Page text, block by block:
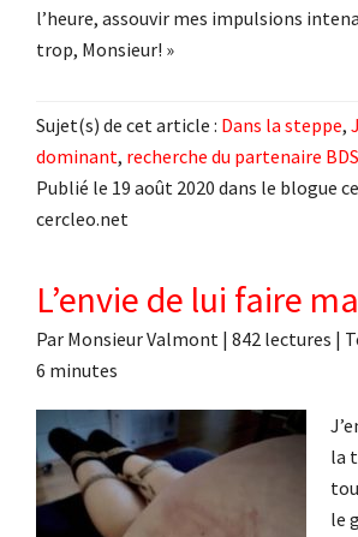
l’heure, assouvir mes impulsions
trop, Monsieur! »
Sujet(s) de cet article : Dans la steppe,
dominant, recherche du partenaire
Publié le 19 août 2020 dans le blogue
cercleo.net
L’envie de lui faire
Par Monsieur Valmont | 842 lectures |
6 minutes
la
le